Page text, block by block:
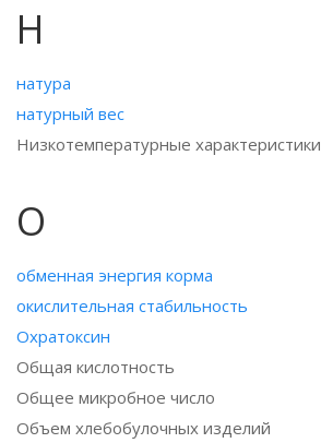
Н
натура
натурный вес
Низкотемпературные характеристики
О
обменная энергия корма
окислительная стабильность
Охратоксин
Общая кислотность
Общее микробное число
Объем хлебобулочных изделий